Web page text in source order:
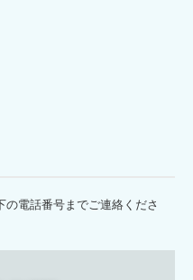
電話番号までご連絡くださ